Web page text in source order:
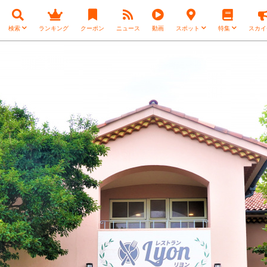
検索 ランキング クーポン ニュース 動画 スポット 特集 スカ